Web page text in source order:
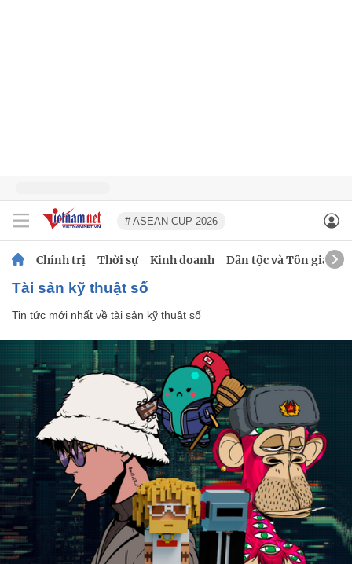
# ASEAN CUP 2026
Chính trị Thời sự Kinh doanh Dân tộc và Tôn giáo
tài sản kỹ thuật số
Tin tức mới nhất về tài sản kỹ thuật số